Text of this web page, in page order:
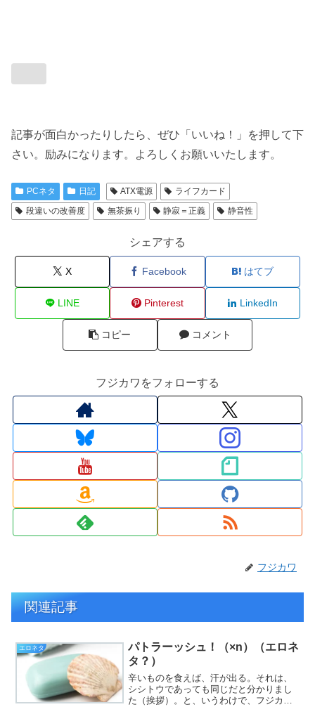
記事が面白かったりしたら、ぜひ「いいね！」を押して下
さい。励みになります。よろしくお願いいたします。
PCネタ 日記 ATX電源
ライフカード
段違いの改善度
無茶振り 静寂＝正義 静音性
シェアする
X Facebook はてブ
LINE Pinterest LinkedIn
コピー コメント
フジカワをフォローする
フジカワ
関連記事
エロネタ
パトラーッシュ！（×n）（エロネ
タ？）
辛いものを食えば、汗が出る。それは、
シシトウであっても同じだと分かりまし
た（挨拶）。と、いうわけで、フジカワ